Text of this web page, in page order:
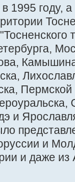
1995 году,
и
и
и даже из